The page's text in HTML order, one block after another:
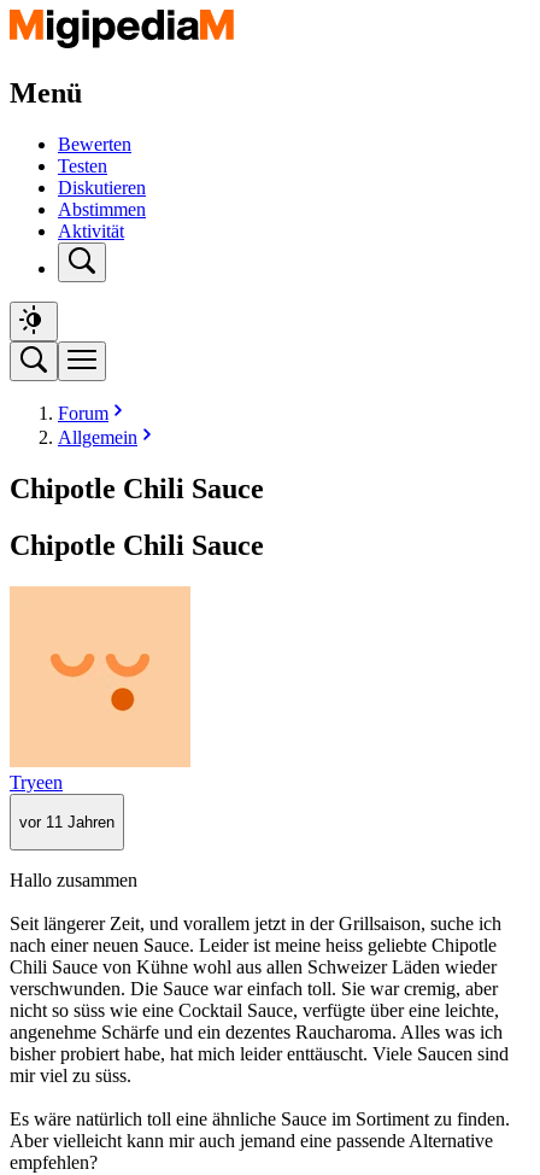
Menü
Bewerten
Testen
Diskutieren
Abstimmen
Aktivität
Forum
Allgemein
Chipotle Chili Sauce
Chipotle Chili Sauce
Tryeen
vor 11 Jahren
Hallo zusammen
Seit längerer Zeit, und vorallem jetzt in der Grillsaison, suche ich
nach einer neuen Sauce. Leider ist meine heiss geliebte Chipotle
Chili Sauce von Kühne wohl aus allen Schweizer Läden wieder
verschwunden. Die Sauce war einfach toll. Sie war cremig, aber
nicht so süss wie eine Cocktail Sauce, verfügte über eine leichte,
angenehme Schärfe und ein dezentes Raucharoma. Alles was ich
bisher probiert habe, hat mich leider enttäuscht. Viele Saucen sind
mir viel zu süss.
Es wäre natürlich toll eine ähnliche Sauce im Sortiment zu finden.
Aber vielleicht kann mir auch jemand eine passende Alternative
empfehlen?